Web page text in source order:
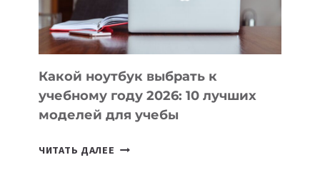
БЕЗ
СЛОЖНОГО
КОДА
Какой ноутбук выбрать к
учебному году 2026: 10 лучших
моделей для учебы
ЧИТАТЬ ДАЛЕЕ КАКОЙ